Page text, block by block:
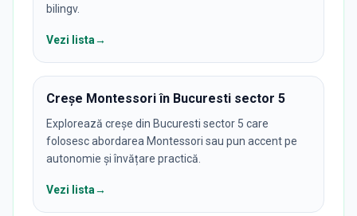
bilingv.
Vezi lista→
Creșe Montessori în Bucuresti sector 5
Explorează creșe din Bucuresti sector 5 care
folosesc abordarea Montessori sau pun accent pe
autonomie și învățare practică.
Vezi lista→